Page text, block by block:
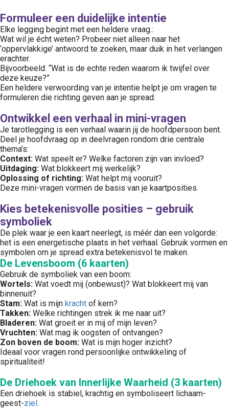
Formuleer een duidelijke intentie
Elke legging begint met een heldere vraag.:
Wat wil je écht weten? Probeer niet alleen naar het
‘oppervlakkige’ antwoord te zoeken, maar duik in het verlangen
erachter.
Bijvoorbeeld: “Wat is de echte reden waarom ik twijfel over
deze keuze?”
Een heldere verwoording van je intentie helpt je om vragen te
formuleren die richting geven aan je spread.
Ontwikkel een verhaal in mini-vragen
Je tarotlegging is een verhaal waarin jij de hoofdpersoon bent.
Deel je hoofdvraag op in deelvragen rondom drie centrale
thema’s:
Context: Wat speelt er? Welke factoren zijn van invloed?
Uitdaging: Wat blokkeert mij werkelijk?
Oplossing of richting: Wat helpt mij vooruit?
Deze mini-vragen vormen de basis van je kaartposities.
Kies betekenisvolle posities – gebruik
symboliek
De plek waar je een kaart neerlegt, is méér dan een volgorde:
het is een energetische plaats in het verhaal. Gebruik vormen en
symbolen om je spread extra betekenisvol te maken.
De Levensboom (6 kaarten)
Gebruik de symboliek van een boom:
Wortels: Wat voedt mij (onbewust)? Wat blokkeert mij van
binnenuit?
Stam: Wat is mijn kracht of kern?
Takken: Welke richtingen strek ik me naar uit?
Bladeren: Wat groeit er in mij of mijn leven?
Vruchten: Wat mag ik oogsten of ontvangen?
Zon boven de boom: Wat is mijn hoger inzicht?
Ideaal voor vragen rond persoonlijke ontwikkeling of
spiritualiteit!
De Driehoek van Innerlijke Waarheid (3 kaarten)
Een driehoek is stabiel, krachtig en symboliseert lichaam-
geest-ziel .